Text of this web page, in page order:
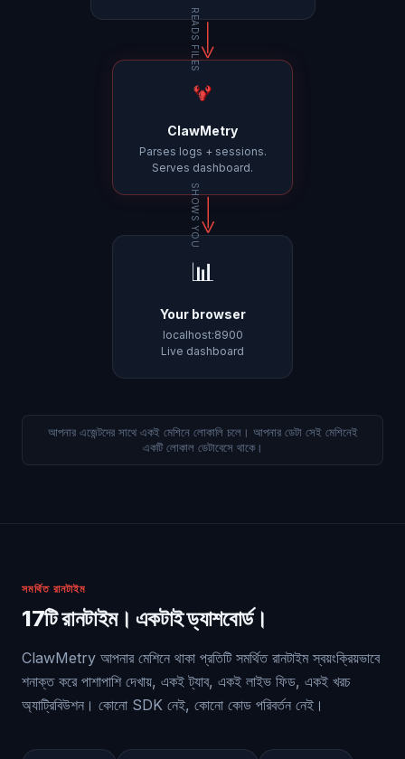
READS FILES
ClawMetry
Parses logs + sessions.
Serves dashboard.
SHOWS YOU
📊
Your browser
localhost:8900
Live dashboard
আপনার এজেন্টদের সাথে একই মেশিনে লোকালি চলে। আপনার ডেটা সেই মেশিনেই
একটি লোকাল ডেটাবেসে থাকে।
সমর্থিত রানটাইম
17টি রানটাইম। একটাই ড্যাশবোর্ড।
ClawMetry আপনার মেশিনে থাকা প্রতিটি সমর্থিত রানটাইম স্বয়ংক্রিয়ভাবে
শনাক্ত করে পাশাপাশি দেখায়, একই ট্যাব, একই লাইভ ফিড, একই খরচ
অ্যাট্রিবিউশন। কোনো SDK নেই, কোনো কোড পরিবর্তন নেই।